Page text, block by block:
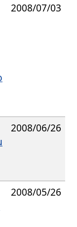
2008/07/03
2008/06/26
2008/05/26